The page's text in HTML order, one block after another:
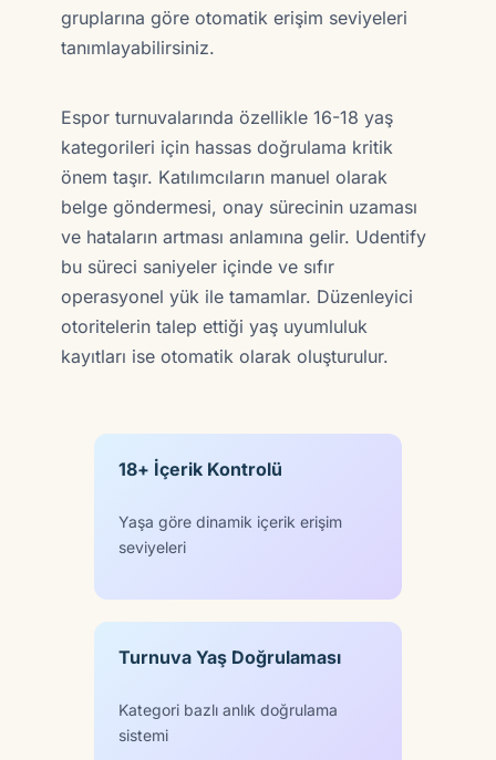
gruplarına göre otomatik erişim seviyeleri
tanımlayabilirsiniz.
Espor turnuvalarında özellikle 16-18 yaş
kategorileri için hassas doğrulama kritik
önem taşır. Katılımcıların manuel olarak
belge göndermesi, onay sürecinin uzaması
ve hataların artması anlamına gelir. Udentify
bu süreci saniyeler içinde ve sıfır
operasyonel yük ile tamamlar. Düzenleyici
otoritelerin talep ettiği yaş uyumluluk
kayıtları ise otomatik olarak oluşturulur.
18+ İçerik Kontrolü
Yaşa göre dinamik içerik erişim
seviyeleri
Turnuva Yaş Doğrulaması
Kategori bazlı anlık doğrulama
sistemi